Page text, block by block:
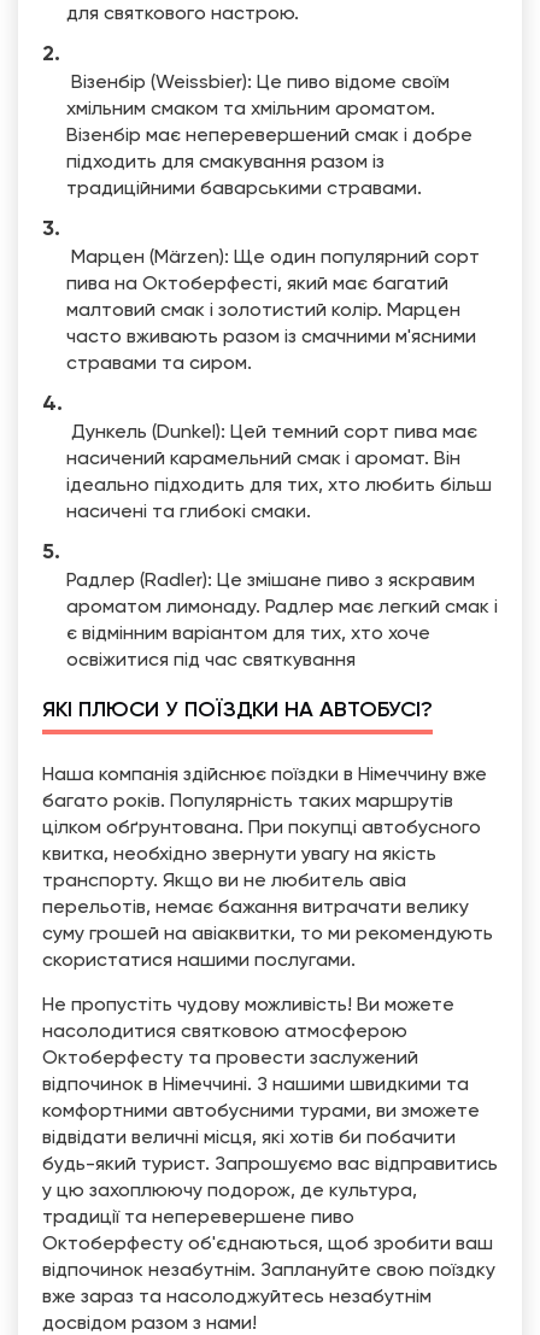
для святкового настрою.
Візенбір (Weissbier): Це пиво відоме своїм
хмільним смаком та хмільним ароматом.
Візенбір має неперевершений смак і добре
підходить для смакування разом із
традиційними баварськими стравами.
Марцен (Märzen): Ще один популярний сорт
пива на Октоберфесті, який має багатий
малтовий смак і золотистий колір. Марцен
часто вживають разом із смачними м'ясними
стравами та сиром.
Дункель (Dunkel): Цей темний сорт пива має
насичений карамельний смак і аромат. Він
ідеально підходить для тих, хто любить більш
насичені та глибокі смаки.
Радлер (Radler): Це змішане пиво з яскравим
ароматом лимонаду. Радлер має легкий смак і
є відмінним варіантом для тих, хто хоче
освіжитися під час святкування
ЯКІ ПЛЮСИ У ПОЇЗДКИ НА АВТОБУСІ?
Наша компанія здійснює поїздки в Німеччину вже
багато років. Популярність таких маршрутів
цілком обґрунтована. При покупці автобусного
квитка, необхідно звернути увагу на якість
транспорту. Якщо ви не любитель авіа
перельотів, немає бажання витрачати велику
суму грошей на авіаквитки, то ми рекомендують
скористатися нашими послугами.
Не пропустіть чудову можливість! Ви можете
насолодитися святковою атмосферою
Октоберфесту та провести заслужений
відпочинок в Німеччині. З нашими швидкими та
комфортними автобусними турами, ви зможете
відвідати величні місця, які хотів би побачити
будь-який турист. Запрошуємо вас відправитись
у цю захоплюючу подорож, де культура,
традиції та неперевершене пиво
Октоберфесту об'єднаються, щоб зробити ваш
відпочинок незабутнім. Заплануйте свою поїздку
вже зараз та насолоджуйтесь незабутнім
досвідом разом з нами!